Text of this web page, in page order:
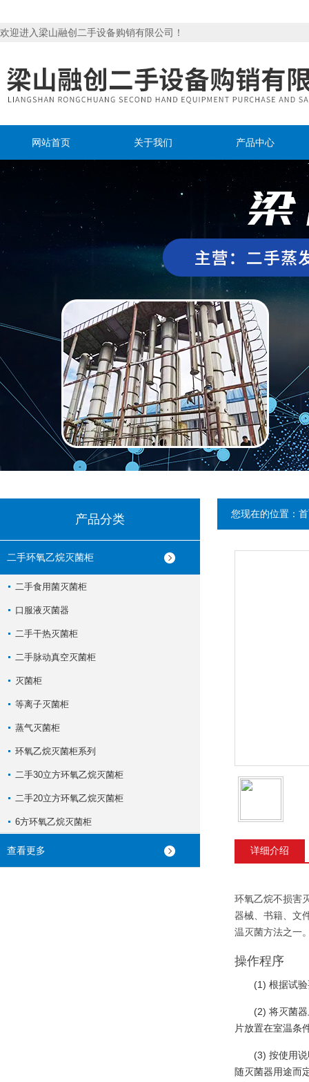
欢迎进入梁山融创二手设备购销有限公司！
网站首页 关于我们 产品中心
产品分类
二手环氧乙烷灭菌柜
二手食用菌灭菌柜
口服液灭菌器
二手干热灭菌柜
二手脉动真空灭菌柜
灭菌柜
等离子灭菌柜
蒸气灭菌柜
环氧乙烷灭菌柜系列
二手30立方环氧乙烷灭菌柜
二手20立方环氧乙烷灭菌柜
6方环氧乙烷灭菌柜
查看更多
您现在的位置：
详细介绍
环氧乙烷不损害
器械、书籍、文
温灭菌方法之一
操作程序
(1) 根据试
(2) 将灭菌
片放置在室温条
(3) 按使用
随灭菌器用途而